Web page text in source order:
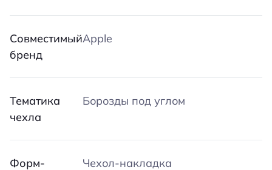
Совместимый
бренд
Apple
Тематика
чехла
Борозды под углом
Форм-
Чехол-накладка